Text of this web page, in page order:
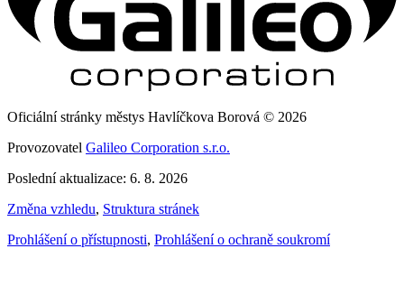
Oficiální stránky městys Havlíčkova Borová © 2026
Provozovatel Galileo Corporation s.r.o.
Poslední aktualizace: 6. 8. 2026
Změna vzhledu, Struktura stránek
Prohlášení o přístupnosti, Prohlášení o ochraně soukromí